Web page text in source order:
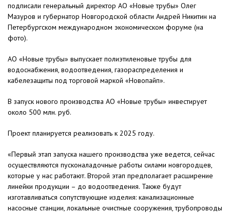
подписали генеральный директор АО «Новые трубы» Олег
Мазуров и губернатор Новгородской области Андрей Никитин на
Петербургском международном экономическом форуме (на
фото).
АО «Новые трубы» выпускает полиэтиленовые трубы для
водоснабжения, водоотведения, газораспределения и
кабелезащиты под торговой маркой «Новопайп».
В запуск нового производства АО «Новые трубы» инвестирует
около 500 млн. руб.
Проект планируется реализовать к 2025 году.
«Первый этап запуска нашего производства уже ведется, сейчас
осуществляются пусконаладочные работы силами новгородцев,
которые у нас работают. Второй этап предполагает расширение
линейки продукции – до водоотведения. Также будут
изготавливаться сопутствующие изделия: канализационные
насосные станции, локальные очистные сооружения, трубопроводы